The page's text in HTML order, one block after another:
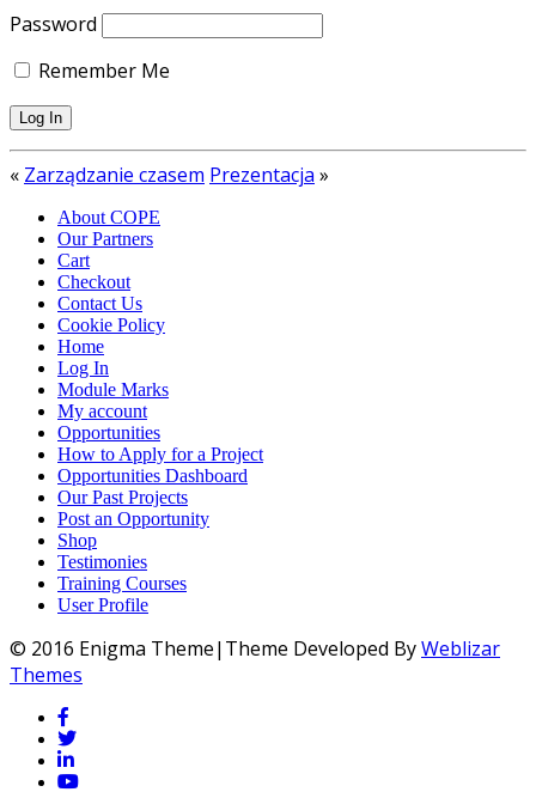
Password
Remember Me
« Zarządzanie czasem Prezentacja »
About COPE
Our Partners
Cart
Checkout
Contact Us
Cookie Policy
Home
Log In
Module Marks
My account
Opportunities
How to Apply for a Project
Opportunities Dashboard
Our Past Projects
Post an Opportunity
Shop
Testimonies
Training Courses
User Profile
© 2016 Enigma Theme|Theme Developed ByWeblizar
Themes